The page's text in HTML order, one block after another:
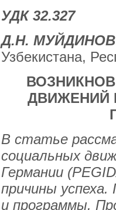
УДК 32.327
Д.Н. МУЙДИНОВ
Узбекистана,
ДВИЖЕНИЙ
В статье
социальных
Германии
причины успеха.
и программы.